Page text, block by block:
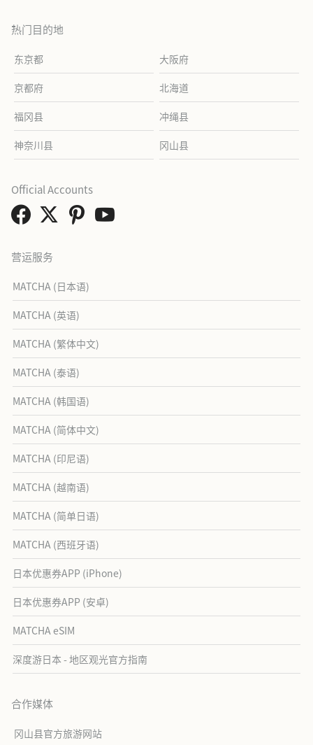
热门目的地
东京都 大阪府
京都府 北海道
福冈县 冲绳县
神奈川县 冈山县
营运服务
MATCHA (日本语)
MATCHA (英语)
MATCHA (繁体中文)
MATCHA (泰语)
MATCHA (韩国语)
MATCHA (简体中文)
MATCHA (印尼语)
MATCHA (越南语)
MATCHA (简单日语)
MATCHA (西班牙语)
日本优惠券APP (iPhone)
日本优惠券APP (安卓)
MATCHA eSIM
深度游日本 - 地区观光官方指南
合作媒体
冈山县官方旅游网站
Official Accounts